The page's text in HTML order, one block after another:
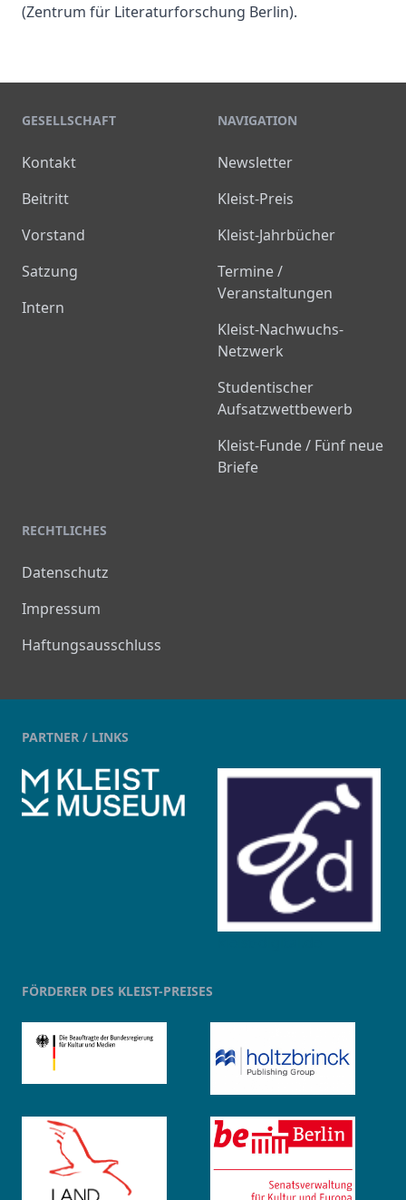
(Zentrum für Literaturforschung Berlin).
GESELLSCHAFT
Kontakt
Beitritt
Vorstand
Satzung
Intern
NAVIGATION
Newsletter
Kleist-Preis
Kleist-Jahrbücher
Termine /
Veranstaltungen
Kleist-Nachwuchs-
Netzwerk
Studentischer
Aufsatzwettbewerb
Kleist-Funde / Fünf neue
Briefe
RECHTLICHES
Datenschutz
Impressum
Haftungsausschluss
PARTNER / LINKS
FÖRDERER DES KLEIST-PREISES